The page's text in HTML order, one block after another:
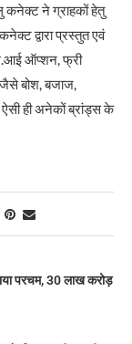
कनेक्ट ने ग्राहकों हेतु
द्वारा प्रस्तुत एवं
ऑप्शन, फ्री
बोश, बजाज,
ही अनेकों ब्रांड्स के
परचम, 30 लाख करोड़